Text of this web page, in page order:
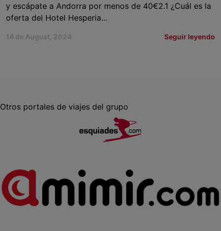
y escápate a Andorra por menos de 40€2.1 ¿Cuál es la
oferta del Hotel Hesperia...
14 de August, 2024 Seguir leyendo
Otros portales de viajes del grupo